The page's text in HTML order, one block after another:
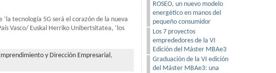
‘la tecnología 5G será el corazón de la nueva
Vasco/ Euskal Herriko Unibertsitatea, ‘los
y Dirección Empresarial ,
ROSEO, un nuevo modelo
energético en manos del
pequeño consumidor
Los 7 proyectos
emprededores de la VI
Edición del Máster MBAe3
Graduación de la VI edición
del Máster MBAe3: una